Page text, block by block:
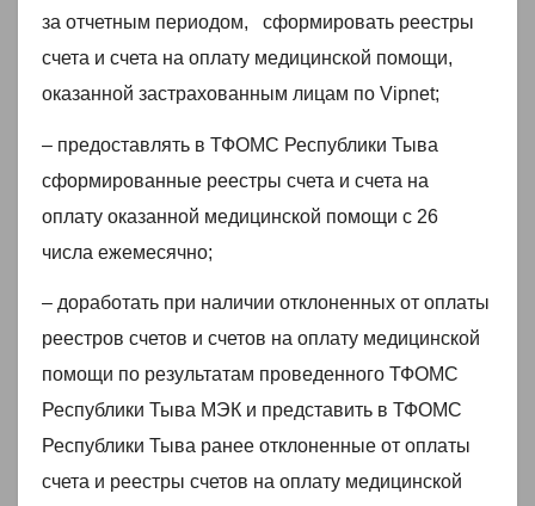
за отчетным периодом, сформировать реестры
счета и счета на оплату медицинской помощи,
оказанной застрахованным лицам по Vipnet;
– предоставлять в ТФОМС Республики Тыва
сформированные реестры счета и счета на
оплату оказанной медицинской помощи с 26
числа ежемесячно;
– доработать при наличии отклоненных от оплаты
реестров счетов и счетов на оплату медицинской
помощи по результатам проведенного ТФОМС
Республики Тыва МЭК и представить в ТФОМС
Республики Тыва ранее отклоненные от оплаты
счета и реестры счетов на оплату медицинской